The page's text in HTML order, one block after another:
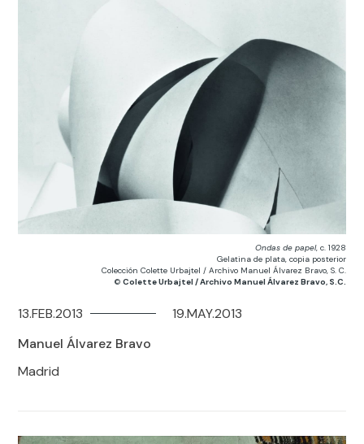
Ondas de papel, c. 1928
Gelatina de plata, copia posterior
Colección Colette Urbajtel / Archivo Manuel Álvarez Bravo, S. C.
© Colette Urbajtel / Archivo Manuel Álvarez Bravo, S.C.
Manuel Álvarez Bravo
Madrid
13.FEB.2013 19.MAY.2013